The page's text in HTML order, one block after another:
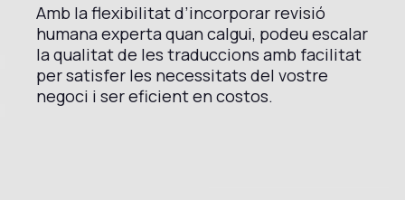
Amb la flexibilitat d’incorporar revisió
humana experta quan calgui, podeu escalar
la qualitat de les traduccions amb facilitat
per satisfer les necessitats del vostre
negoci i ser eficient en costos.